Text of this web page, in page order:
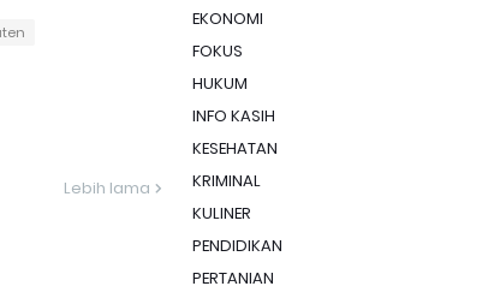
Lebih lama
EKONOMI
FOKUS
HUKUM
INFO KASIH
KESEHATAN
KRIMINAL
KULINER
PENDIDIKAN
PERTANIAN